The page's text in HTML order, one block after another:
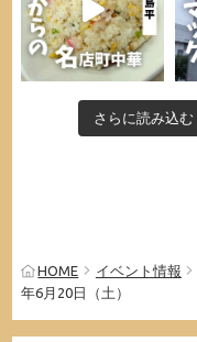
さらに読み込む
HOME イベント情報
年6月20日（土）